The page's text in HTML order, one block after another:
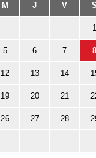
M J V S
1
5 6 7 8
12 13 14
19 20 21
26 27 28